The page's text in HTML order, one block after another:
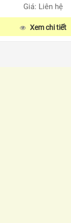
Giá: Liên hệ
Xem chi tiết